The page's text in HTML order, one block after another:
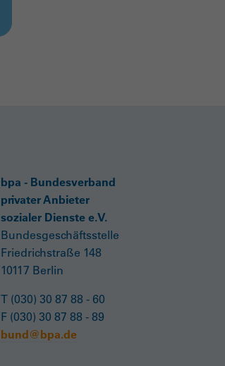
bpa - Bundesverband
privater Anbieter
sozialer Dienste e.V.
Bundesgeschäftsstelle
Friedrichstraße 148
10117 Berlin
T (030) 30 87 88 - 60
F (030) 30 87 88 - 89
bund@bpa.de